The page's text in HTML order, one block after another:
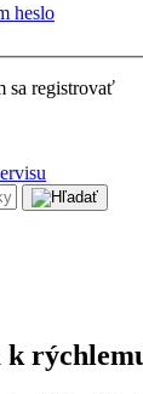
heslo
sa registrovať
k